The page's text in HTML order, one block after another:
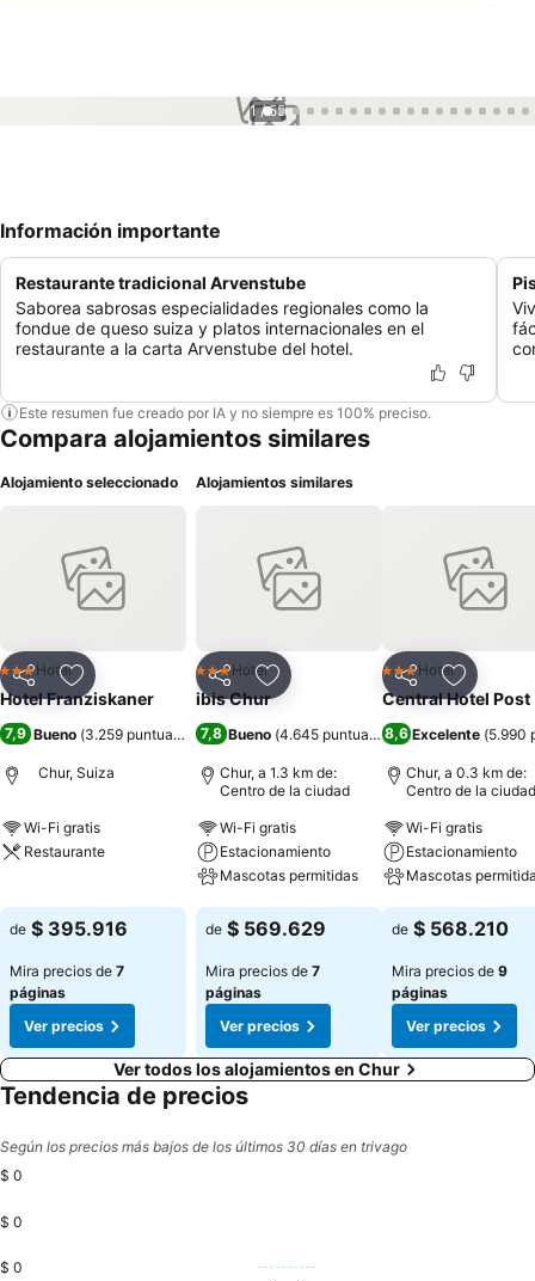
1 / 55
Información importante
Restaurante tradicional Arvenstube
Saborea sabrosas especialidades regionales como la
fondue de queso suiza y platos internacionales en el
restaurante a la carta Arvenstube del hotel.
Este resumen fue creado por IA y no siempre es 100% preciso.
Compara alojamientos similares
Alojamiento seleccionado
CompartirAgregar a favoritos
3 Estrellas
Hotel
Hotel Franziskaner
7,9 Bueno (3.259 puntuaciones)
Chur, Suiza
Wi-Fi gratis
Restaurante
de $ 395.916
Mira precios de 7
páginas
Ver precios
Alojamientos similares
CompartirAgregar a favoritos
3 Estrellas
Hotel
ibis Chur
7,8 Bueno (4.645 puntuaciones)
Chur, a 1.3 km de:
Centro de la ciudad
Wi-Fi gratis
Estacionamiento
Mascotas permitidas
Ver precios
de $ 569.629
Mira precios de 7
páginas
Ver precios
CompartirAgregar
3 Estrellas
Hotel
Central Hotel Post
8,6 Excelente (5.990
Chur, a 0.3 km de:
Centro de la ciudad
Wi-Fi gratis
Estacionamiento
Mascotas
Ver precios
de $ 568.210
Mira precios de 9
páginas
Ver precios
Ver todos los alojamientos en Chur
Tendencia de precios
Según los precios más bajos de los últimos 30 días en trivago
$ 0
$ 0
$ 0